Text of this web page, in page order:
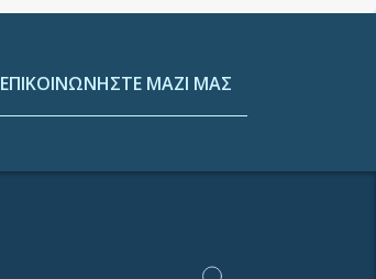
ΕΠΙΚΟΙΝΩΝΗΣΤΕ ΜΑΖΙ ΜΑΣ